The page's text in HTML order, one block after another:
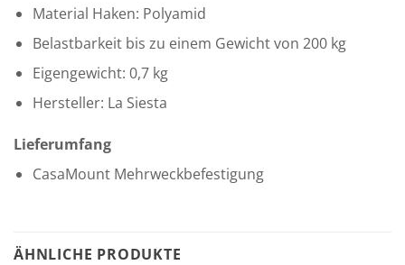
Material Haken: Polyamid
Belastbarkeit bis zu einem Gewicht von 200 kg
Eigengewicht: 0,7 kg
Hersteller: La Siesta
Lieferumfang
CasaMount Mehrweckbefestigung
ÄHNLICHE PRODUKTE